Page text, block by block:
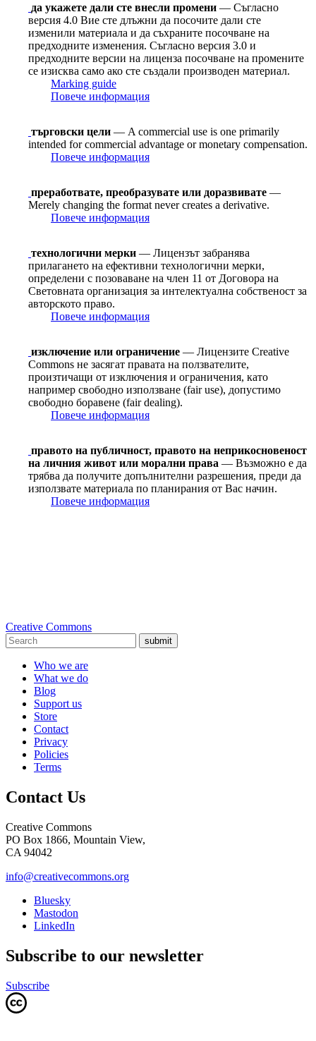
да укажете дали сте внесли промени — Съгласно
версия 4.0 Вие сте длъжни да посочите дали сте
изменили материала и да съхраните посочване на
предходните изменения. Съгласно версия 3.0 и
предходните версии на лиценза посочване на промените
се изисква само ако сте създали производен материал.
Marking guide
Повече информация
търговски цели — A commercial use is one primarily
intended for commercial advantage or monetary compensation.
Повече информация
преработвате, преобразувате или доразвивате —
Merely changing the format never creates a derivative.
Повече информация
технологични мерки — Лицензът забранява
прилагането на ефективни технологични мерки,
определени с позоваване на член 11 от Договорa на
Световната организация за интелектуална собственост за
авторското право.
Повече информация
изключение или ограничение — Лицензите Creative
Commons не засягат правата на ползвателите,
произтичащи от изключения и ограничения, като
например свободно използване (fair use), допустимо
свободно боравене (fair dealing).
Повече информация
правото на публичност, правото на неприкосновеност
на личния живот или морални права — Възможно е да
трябва да получите допълнителни разрешения, преди да
използвате материала по планирания от Вас начин.
Повече информация
Creative Commons
submit
Who we are
What we do
Blog
Support us
Store
Contact
Privacy
Policies
Terms
Contact Us
Creative Commons
PO Box 1866, Mountain View,
CA 94042
info@creativecommons.org
Bluesky
Mastodon
LinkedIn
Subscribe to our newsletter
Subscribe